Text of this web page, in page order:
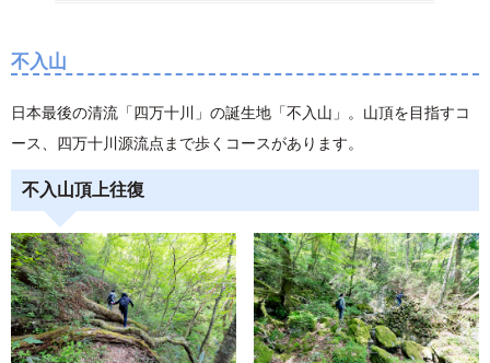
不入山
日本最後の清流「四万十川」の誕生地「不入山」。山頂を目指すコ
ース、四万十川源流点まで歩くコースがあります。
不入山頂上往復